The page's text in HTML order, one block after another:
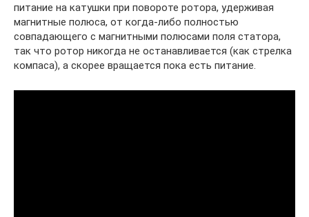
питание на катушки при повороте ротора, удерживая
магнитные полюса, от когда-либо полностью
совпадающего с магнитными полюсами поля статора,
так что ротор никогда не останавливается (как стрелка
компаса), а скорее вращается пока есть питание.